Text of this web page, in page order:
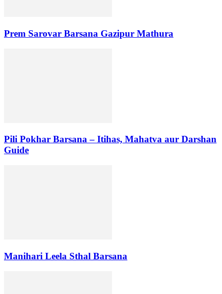
Prem Sarovar Barsana Gazipur Mathura
Pili Pokhar Barsana – Itihas, Mahatva aur Darshan
Guide
Manihari Leela Sthal Barsana